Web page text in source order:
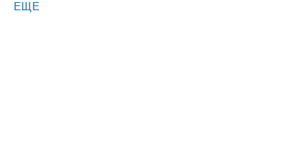
ходе изложения материала даются дополнительные
ЕЩЕ